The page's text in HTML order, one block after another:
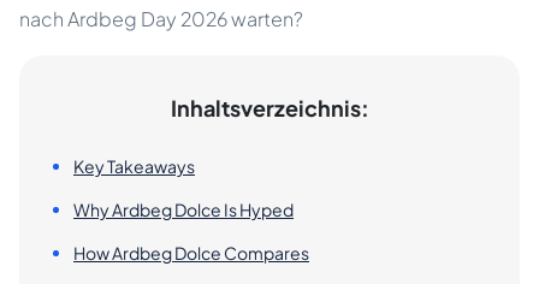
nach Ardbeg Day 2026 warten?
Inhaltsverzeichnis:
Key Takeaways
Why Ardbeg Dolce Is Hyped
How Ardbeg Dolce Compares